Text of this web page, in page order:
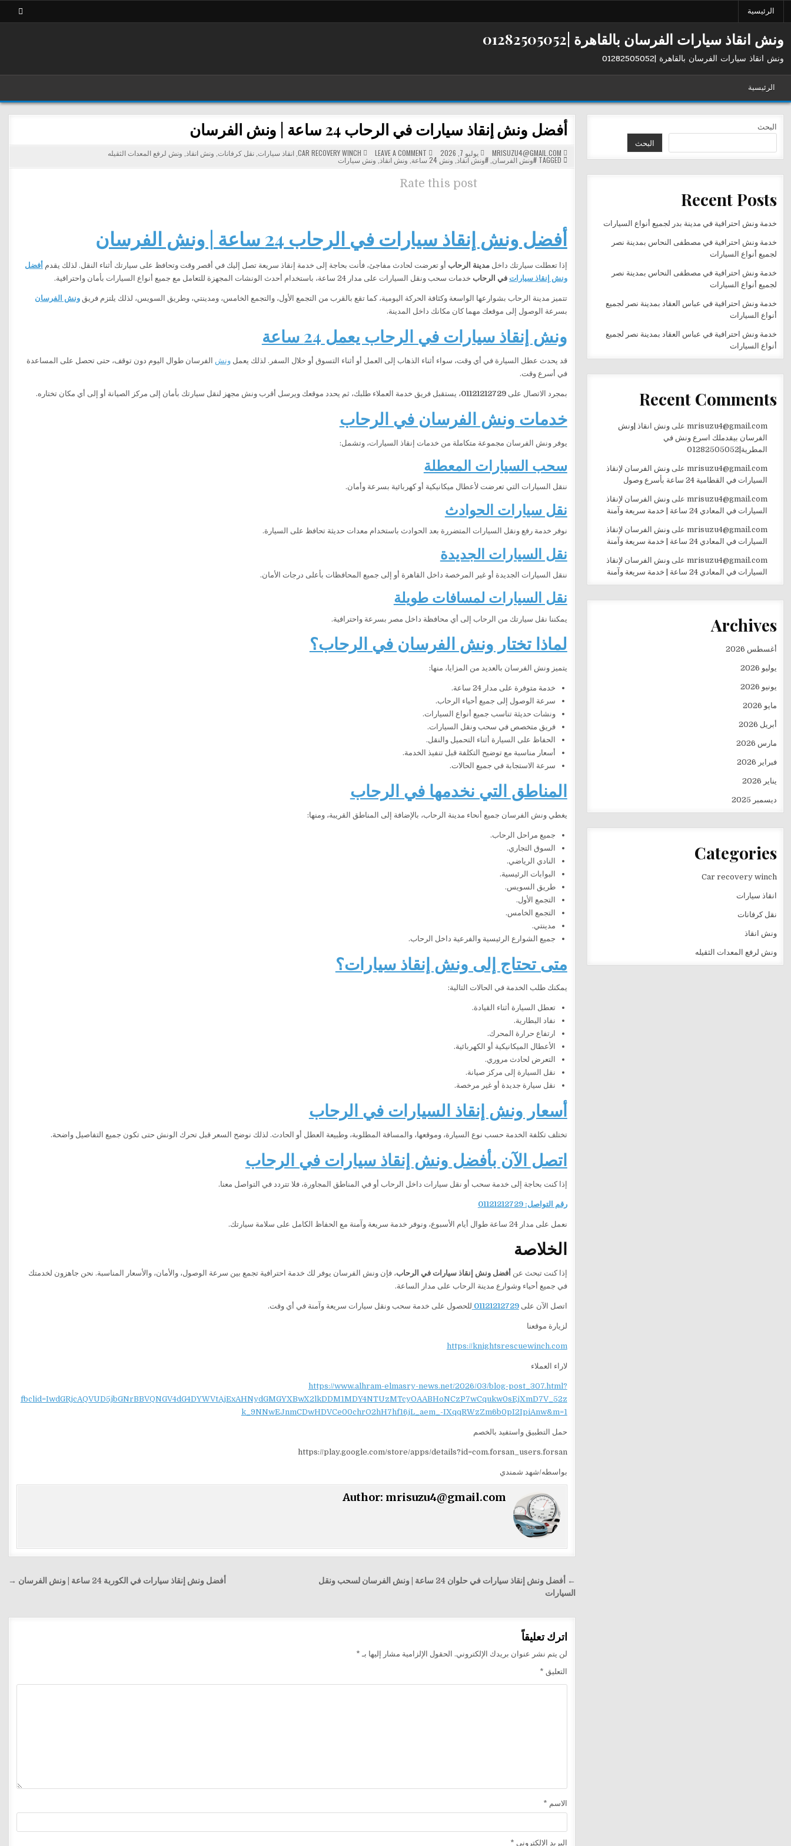
الرئيسية
ونش انقاذ سيارات الفرسان بالقاهرة |01282505052
ونش انقاذ سيارات الفرسان بالقاهرة |01282505052
الرئيسية
أفضل ونش إنقاذ سيارات في الرحاب 24 ساعة | ونش الفرسان
MRISUZU4@GMAIL.COM يوليو 7, 2026 LEAVE A COMMENT
ON
أفضل
ونش
POSTED
IN
CAR RECOVERY WINCH
,انقاذ سيارات ,نقل كرفانات ونش انقاذ ونش لرفع المعدات الثقيله
#ونش الفرسان ,#ونش انقاذ ونش 24 ساعة ونش انقاذ ونش سيارات
Rate this post
أفضل ونش إنقاذ سيارات في الرحاب 24 ساعة | ونش الفرسان
إذا تعطلت سيارتك داخلمدينة الرحاب أو تعرضت لحادث مفاجئ، فأنت بحاجة إلى خدمة إنقاذ سريعة تصل إليك في أقصر وقت وتحافظ على سيارتك أثناء النقل. لذلك يقدم أفضل
ونش إنقاذ سيارات في الرحاب خدمات سحب ونقل السيارات على مدار 24 ساعة، باستخدام أحدث الونشات المجهزة للتعامل مع جميع أنواع السيارات بأمان واحترافية.
تتميز مدينة الرحاب بشوارعها الواسعة وكثافة الحركة اليومية، كما تقع بالقرب من التجمع الأول، والتجمع الخامس، ومدينتي، وطريق السويس، لذلك يلتزم فريقونش الفرسان
بسرعة الوصول إلى موقعك مهما كان مكانك داخل المدينة.
ونش إنقاذ سيارات في الرحاب يعمل 24 ساعة
قد يحدث عطل السيارة في أي وقت، سواء أثناء الذهاب إلى العمل أو أثناء التسوق أو خلال السفر. لذلك يعملونش الفرسان طوال اليوم دون توقف، حتى تحصل على المساعدة
في أسرع وقت.
بمجرد الاتصال على01121212729، يستقبل فريق خدمة العملاء طلبك، ثم يحدد موقعك ويرسل أقرب ونش مجهز لنقل سيارتك بأمان إلى مركز الصيانة أو إلى أي مكان تختاره.
خدمات ونش الفرسان في الرحاب
يوفر ونش الفرسان مجموعة متكاملة من خدمات إنقاذ السيارات، وتشمل:
سحب السيارات المعطلة
ننقل السيارات التي تعرضت لأعطال ميكانيكية أو كهربائية بسرعة وأمان.
نقل سيارات الحوادث
نوفر خدمة رفع ونقل السيارات المتضررة بعد الحوادث باستخدام معدات حديثة تحافظ على السيارة.
نقل السيارات الجديدة
ننقل السيارات الجديدة أو غير المرخصة داخل القاهرة أو إلى جميع المحافظات بأعلى درجات الأمان.
نقل السيارات لمسافات طويلة
يمكننا نقل سيارتك من الرحاب إلى أي محافظة داخل مصر بسرعة واحترافية.
لماذا تختار ونش الفرسان في الرحاب؟
يتميز ونش الفرسان بالعديد من المزايا، منها:
خدمة متوفرة على مدار 24 ساعة.
سرعة الوصول إلى جميع أحياء الرحاب.
ونشات حديثة تناسب جميع أنواع السيارات.
فريق متخصص في سحب ونقل السيارات.
الحفاظ على السيارة أثناء التحميل والنقل.
أسعار مناسبة مع توضيح التكلفة قبل تنفيذ الخدمة.
سرعة الاستجابة في جميع الحالات.
المناطق التي نخدمها في الرحاب
يغطي ونش الفرسان جميع أنحاء مدينة الرحاب، بالإضافة إلى المناطق القريبة، ومنها:
جميع مراحل الرحاب.
السوق التجاري.
النادي الرياضي.
البوابات الرئيسية.
طريق السويس.
التجمع الأول.
التجمع الخامس.
مدينتي.
جميع الشوارع الرئيسية والفرعية داخل الرحاب.
متى تحتاج إلى ونش إنقاذ سيارات؟
يمكنك طلب الخدمة في الحالات التالية:
تعطل السيارة أثناء القيادة.
نفاد البطارية.
ارتفاع حرارة المحرك.
الأعطال الميكانيكية أو الكهربائية.
التعرض لحادث مروري.
نقل السيارة إلى مركز صيانة.
نقل سيارة جديدة أو غير مرخصة.
أسعار ونش إنقاذ السيارات في الرحاب
تختلف تكلفة الخدمة حسب نوع السيارة، وموقعها، والمسافة المطلوبة، وطبيعة العطل أو الحادث. لذلك نوضح السعر قبل تحرك الونش حتى تكون جميع التفاصيل واضحة.
اتصل الآن بأفضل ونش إنقاذ سيارات في الرحاب
إذا كنت بحاجة إلى خدمة سحب أو نقل سيارات داخل الرحاب أو في المناطق المجاورة، فلا تتردد في التواصل معنا.
رقم التواصل: 01121212729
نعمل على مدار 24 ساعة طوال أيام الأسبوع، ونوفر خدمة سريعة وآمنة مع الحفاظ الكامل على سلامة سيارتك.
الخلاصة
إذا كنت تبحث عن أفضل ونش إنقاذ سيارات في الرحاب، فإن ونش الفرسان يوفر لك خدمة احترافية تجمع بين سرعة الوصول، والأمان، والأسعار المناسبة. نحن جاهزون لخدمتك
في جميع أحياء وشوارع مدينة الرحاب على مدار الساعة.
اتصل الآن على01121212729 للحصول على خدمة سحب ونقل سيارات سريعة وآمنة في أي وقت.
لزيارة موقعنا
https://knightsrescuewinch.com
لاراء العملاء
https://www.alhram-elmasry-news.net/2026/03/blog-post_307.html?
fbclid=IwdGRjcAQVUD5jbGNrBBVQNGV4dG4DYWVtAjExAHNydGMGYXBwX2lkDDM1MDY4NTUzMTcyOAABHoNCzP7wCqukw0sEjXmD7V_52z
k_9NNwEJnmCDwHDVCe00chrO2hH7hf16jL_aem_-IXqqRWzZm6b0pI2IpiAnw&m=1
حمل التطبيق واستفيد بالخصم
https://play.google.com/store/apps/details?id=com.forsan_users.forsan
بواسطه/شهد شمندي
Author: mrisuzu4@gmail.com
تصفّح
المقالات
أفضل ونش إنقاذ سيارات في الكوربة 24 ساعة | ونش الفرسان →
← أفضل ونش إنقاذ سيارات في حلوان 24 ساعة | ونش الفرسان لسحب ونقل
السيارات
اترك تعليقاً
لن يتم نشر عنوان بريدك الإلكتروني. الحقول الإلزامية مشار إليها بـ *
التعليق *
الاسم *
البريد الإلكتروني *
البحث
البحث
Recent Posts
خدمة ونش احترافية في مدينة بدر لجميع أنواع السيارات
خدمة ونش احترافية في مصطفى النحاس بمدينة نصر
لجميع أنواع السيارات
خدمة ونش احترافية في مصطفى النحاس بمدينة نصر
لجميع أنواع السيارات
خدمة ونش احترافية في عباس العقاد بمدينة نصر لجميع
أنواع السيارات
خدمة ونش احترافية في عباس العقاد بمدينة نصر لجميع
أنواع السيارات
Recent Comments
mrisuzu4@gmail.comعلى ونش انقاذ |ونش
الفرسان بيقدملك اسرع ونش في
المطرية|01282505052
mrisuzu4@gmail.comعلى ونش الفرسان لإنقاذ
السيارات في القطامية 24 ساعة بأسرع وصول
mrisuzu4@gmail.comعلى ونش الفرسان لإنقاذ
السيارات في المعادي 24 ساعة | خدمة سريعة وآمنة
mrisuzu4@gmail.comعلى ونش الفرسان لإنقاذ
السيارات في المعادي 24 ساعة | خدمة سريعة وآمنة
mrisuzu4@gmail.comعلى ونش الفرسان لإنقاذ
السيارات في المعادي 24 ساعة | خدمة سريعة وآمنة
Archives
أغسطس 2026
يوليو 2026
يونيو 2026
مايو 2026
أبريل 2026
مارس 2026
فبراير 2026
يناير 2026
ديسمبر 2025
Categories
Car recovery winch
انقاذ سيارات
نقل كرفانات
ونش انقاذ
ونش لرفع المعدات الثقيله